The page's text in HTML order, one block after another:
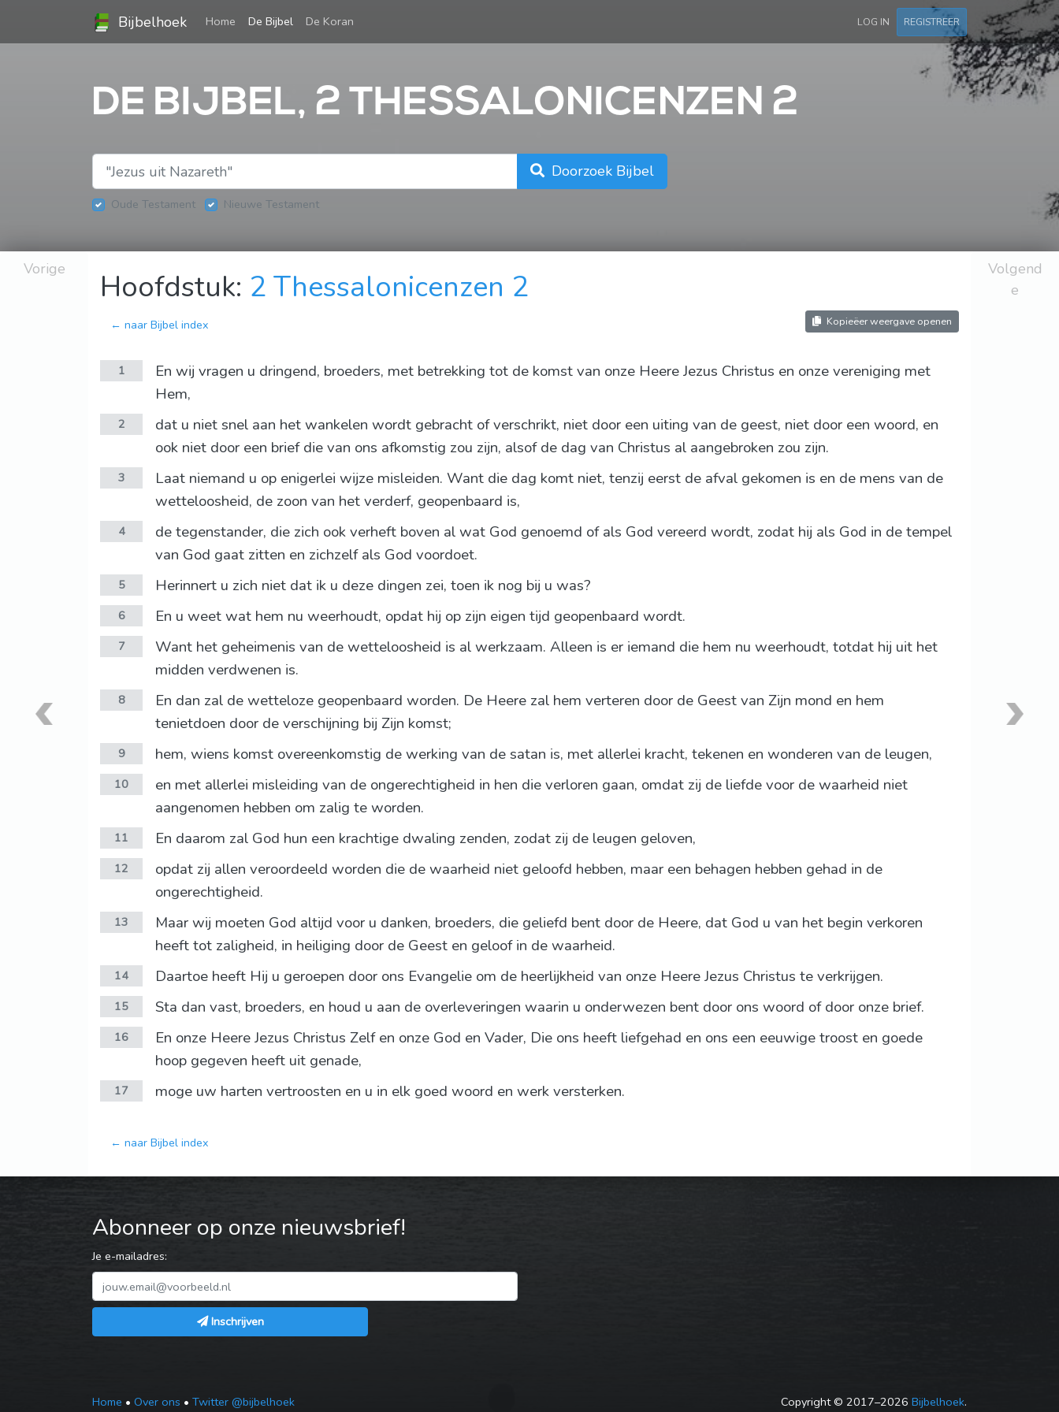
Bijbelhoek Home (current)
De Bijbel De Koran LOG IN REGISTREER
DE BIJBEL, 2 THESSALONICENZEN 2
Doorzoek Bijbel
Oude Testament Nieuwe Testament
Vorige Hoofdstuk: 2 Thessalonicenzen 2
← naar Bijbel index Kopieëer weergave openen
1
En wij vragen u dringend, broeders, met betrekking tot de komst van onze Heere Jezus Christus en onze vereniging met
Hem,
2
dat u niet snel aan het wankelen wordt gebracht of verschrikt, niet door een uiting van de geest, niet door een woord, en
ook niet door een brief die van ons afkomstig zou zijn, alsof de dag van Christus al aangebroken zou zijn.
3
Laat niemand u op enigerlei wijze misleiden. Want die dag komt niet, tenzij eerst de afval gekomen is en de mens van de
wetteloosheid, de zoon van het verderf, geopenbaard is,
4
de tegenstander, die zich ook verheft boven al wat God genoemd of als God vereerd wordt, zodat hij als God in de tempel
van God gaat zitten en zichzelf als God voordoet.
5 Herinnert u zich niet dat ik u deze dingen zei, toen ik nog bij u was?
6 En u weet wat hem nu weerhoudt, opdat hij op zijn eigen tijd geopenbaard wordt.
7
Want het geheimenis van de wetteloosheid is al werkzaam. Alleen is er iemand die hem nu weerhoudt, totdat hij uit het
midden verdwenen is.
8
En dan zal de wetteloze geopenbaard worden. De Heere zal hem verteren door de Geest van Zijn mond en hem
tenietdoen door de verschijning bij Zijn komst;
9 hem, wiens komst overeenkomstig de werking van de satan is, met allerlei kracht, tekenen en wonderen van de leugen,
10
en met allerlei misleiding van de ongerechtigheid in hen die verloren gaan, omdat zij de liefde voor de waarheid niet
aangenomen hebben om zalig te worden.
11 En daarom zal God hun een krachtige dwaling zenden, zodat zij de leugen geloven,
12
opdat zij allen veroordeeld worden die de waarheid niet geloofd hebben, maar een behagen hebben gehad in de
ongerechtigheid.
13
Maar wij moeten God altijd voor u danken, broeders, die geliefd bent door de Heere, dat God u van het begin verkoren
heeft tot zaligheid, in heiliging door de Geest en geloof in de waarheid.
14 Daartoe heeft Hij u geroepen door ons Evangelie om de heerlijkheid van onze Heere Jezus Christus te verkrijgen.
15 Sta dan vast, broeders, en houd u aan de overleveringen waarin u onderwezen bent door ons woord of door onze brief.
16
En onze Heere Jezus Christus Zelf en onze God en Vader, Die ons heeft liefgehad en ons een eeuwige troost en goede
hoop gegeven heeft uit genade,
17 moge uw harten vertroosten en u in elk goed woord en werk versterken.
← naar Bijbel index
Volgend
e
Abonneer op onze nieuwsbrief!
Je e-mailadres:
Inschrijven
Home • Over ons • Twitter @bijbelhoek Copyright © 2017–2026 Bijbelhoek.